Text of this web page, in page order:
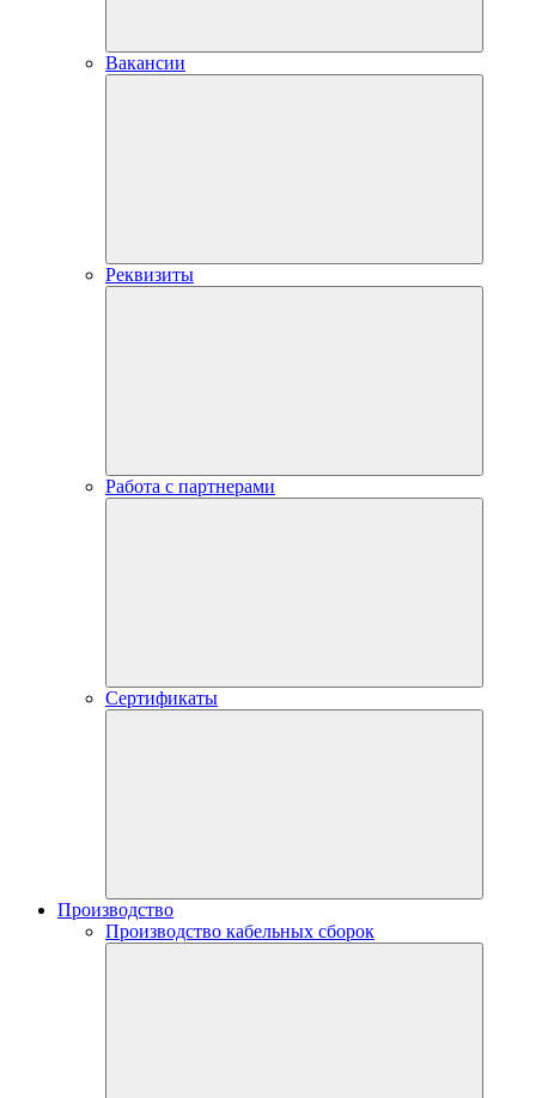
Вакансии
Реквизиты
Работа с партнерами
Сертификаты
Производство
Производство кабельных сборок